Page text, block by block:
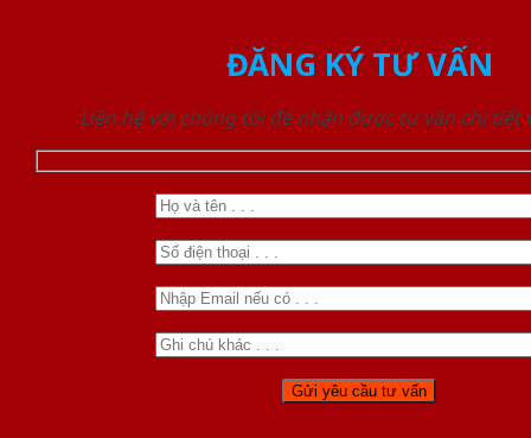
ĐĂNG KÝ TƯ VẤN
Liên hệ với chúng tôi để nhận được tư vấn chi tiết